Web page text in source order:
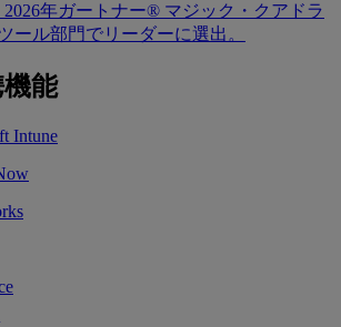
2026年ガートナー® マジック・クアドラ
ール部門でリーダーに選出。
能
Intune